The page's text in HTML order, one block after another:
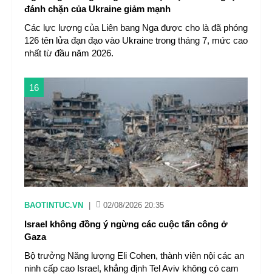
đánh chặn của Ukraine giảm mạnh
Các lực lượng của Liên bang Nga được cho là đã phóng
126 tên lửa đạn đạo vào Ukraine trong tháng 7, mức cao
nhất từ đầu năm 2026.
16
BAOTINTUC.VN 02/08/2026 20:35
Israel không đồng ý ngừng các cuộc tấn công ở
Gaza
Bộ trưởng Năng lượng Eli Cohen, thành viên nội các an
ninh cấp cao Israel, khẳng định Tel Aviv không có cam